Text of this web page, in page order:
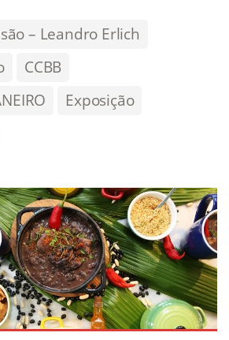
– Leandro Erlich
CCBB
Exposição